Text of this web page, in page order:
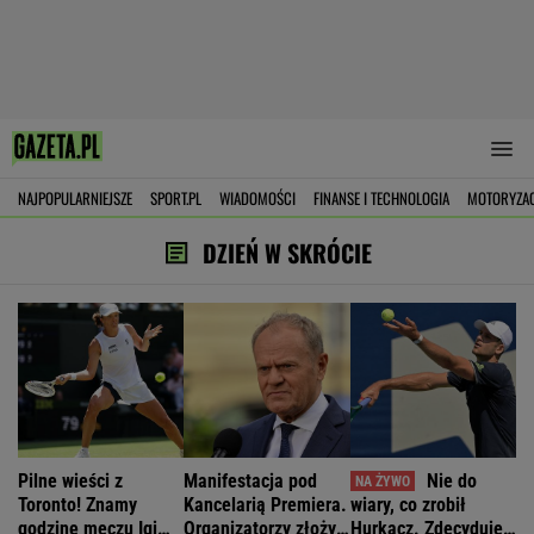
NAJPOPULARNIEJSZE SPORT.PL WIADOMOŚCI FINANSE I TECHNOLOGIA
DZIEŃ W SKRÓCIE
Pilne wieści z
Toronto! Znamy
godzinę meczu Igi
Manifestacja pod
Kancelarią Premiera.
Organizatorzy złożyli
Nie do
wiary, co zrobił
Hurkacz. Zdecyduje